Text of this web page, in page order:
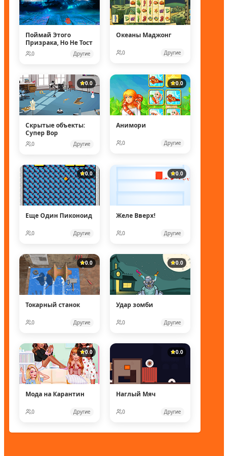
Поймай Этого
Призрака, Но Не Тост
0 Другие
Океаны Маджонг
0 Другие
0.0
Скрытые объекты:
Супер Вор
0 Другие
0.0
Анимори
0 Другие
0.0
Еще Один Пиконоид
0 Другие
0.0
Желе Вверх!
0 Другие
0.0
Токарный станок
0 Другие
0.0
Удар зомби
0 Другие
0.0
Мода на Карантин
0 Другие
0.0
Наглый Мяч
0 Другие